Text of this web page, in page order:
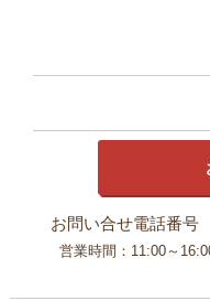
お問い合せ電話番号
営業時間： 11:00～